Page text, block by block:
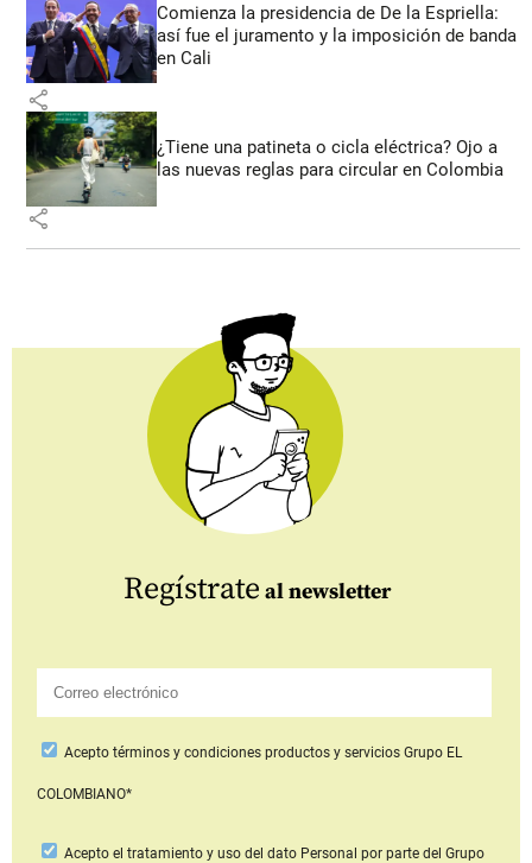
Comienza la presidencia de De la Espriella:
así fue el juramento y la imposición de banda
en Cali
share
¿Tiene una patineta o cicla eléctrica? Ojo a
las nuevas reglas para circular en Colombia
share
Regístrate al newsletter
Aceptotérminos y condiciones productos y serviciosGrupo EL
COLOMBIANO*
Acepto el tratamiento y uso del dato Personal por parte del Grupo